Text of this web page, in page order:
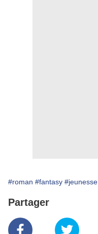
#roman #fantasy #jeunesse
Partager